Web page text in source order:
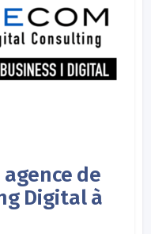
de
Digital à